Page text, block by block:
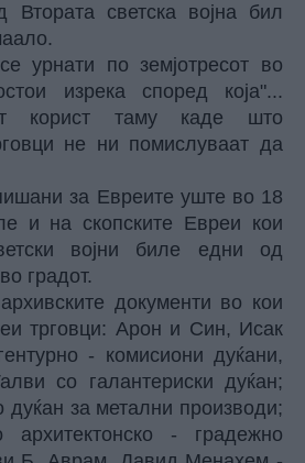
Втората светска војна бил
урнати по земјотресот во
изрека според која"...
корист таму каде што
не ни помислуваат да
за Евреите уште во 18
и на скопските Евреи кои
војни биле едни од
градот.
документи во кои
трговци: Арон и Син, Исак
- комисиони дуќани,
со галантериски дуќан;
за метални производи;
- градежно